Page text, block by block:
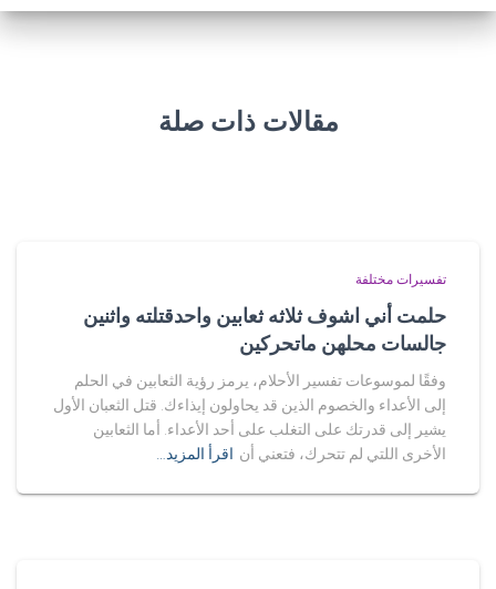
مقالات ذات صلة
تفسيرات مختلفة
حلمت أني اشوف ثلاثه ثعابين واحدقتلته واثنين
جالسات محلهن ماتحركين
وفقًا لموسوعات تفسير الأحلام، يرمز رؤية الثعابين في الحلم
إلى الأعداء والخصوم الذين قد يحاولون إيذاءك. قتل الثعبان الأول
يشير إلى قدرتك على التغلب على أحد الأعداء. أما الثعابين
الأخرى اللتي لم تتحرك، فتعني أن اقرأ المزيد…